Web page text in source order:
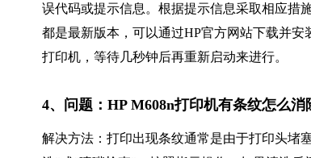
误代码或提示信息。根据提示信息采取相应措
都是最新版本，可以通过HP官方网站下载并
打印机，等待几秒钟后再重新启动来进行。
4、问题：HP M608n打印机有条纹怎么消
解决方法：打印出现条纹通常是由于打印头堵